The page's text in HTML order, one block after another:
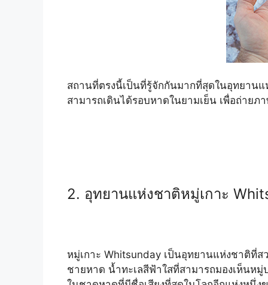
สถานที่ตรงนี้เป็นที่รู้จักกันมากที่สุดในอุทยาน
สามารถเดินได้รอบหาดในยามเย็น เพื่อถ่าย
2. อุทยานแห่งชาติหมู่เกาะ
หมู่เกาะ Whitsunday เป็นอุทยานแห่งชาติที่
ชายหาด น้ำทะเลสีฟ้าใสที่สามารถมองเห็นห